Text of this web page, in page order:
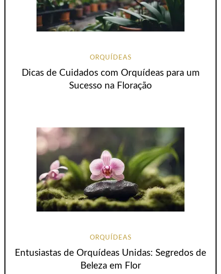
ORQUÍDEAS
Dicas de Cuidados com Orquídeas para um
Sucesso na Floração
ORQUÍDEAS
Entusiastas de Orquídeas Unidas: Segredos de
Beleza em Flor